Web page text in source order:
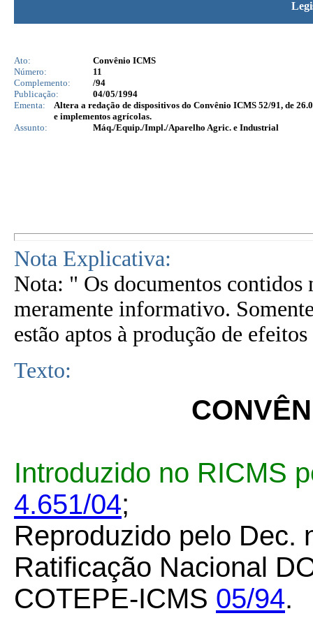
Ato:
Convênio ICMS
Número:
11
Complemento:
/94
Publicação:
04/05/1994
Ementa:
Altera a redação de dispositivos do Convênio ICMS 52/91, de
e implementos agrícolas.
Assunto:
Máq./Equip./Impl./Aparelho Agric. e Industrial
Nota Explicativa:
Nota: " Os documentos contidos
meramente informativo.
estão aptos à produção de
Texto:
Introduzido no RICMS
4.651/04;
Reproduzido pelo Dec.
Ratificação Nacional
COTEPE-ICMS 05/94.